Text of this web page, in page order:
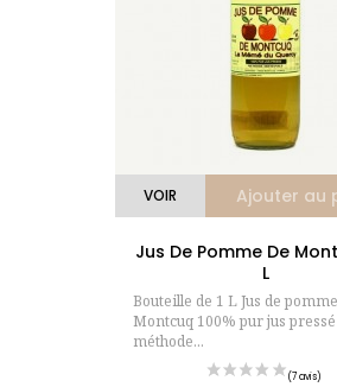
Ajouter au
VOIR
Jus De Pomme De
L
Bouteille de 1 L Jus de
Montcuq 100% pur jus pressé
méthode...